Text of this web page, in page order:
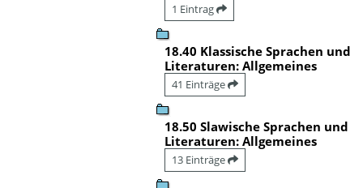
1 Eintrag
18.40 Klassische Sprachen und
Literaturen: Allgemeines
41 Einträge
18.50 Slawische Sprachen und
Literaturen: Allgemeines
13 Einträge